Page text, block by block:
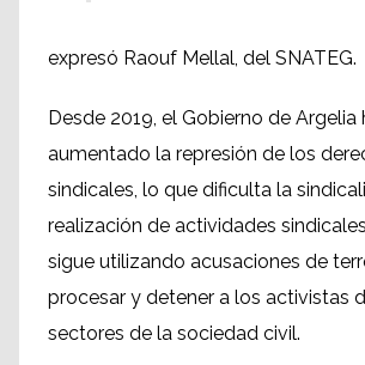
expresó Raouf Mellal, del SNATEG.
Desde 2019, el Gobierno de Argelia
aumentado la represión de los
sindicales, lo que dificulta la
realización de actividades
sigue utilizando acusaciones de
procesar y detener a los activistas
sectores de la sociedad civil.